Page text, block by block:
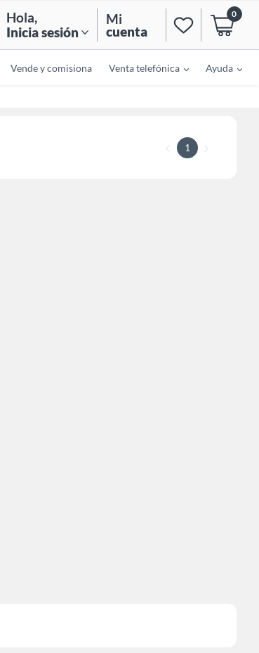
Hola,
Inicia sesión
Mi
cuenta
0
Vende y comisiona Venta telefónica Ayuda
1